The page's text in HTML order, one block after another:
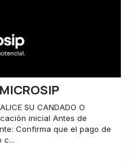
SU CANDADO O
inicial Antes de
Confirma que el pago de
c...